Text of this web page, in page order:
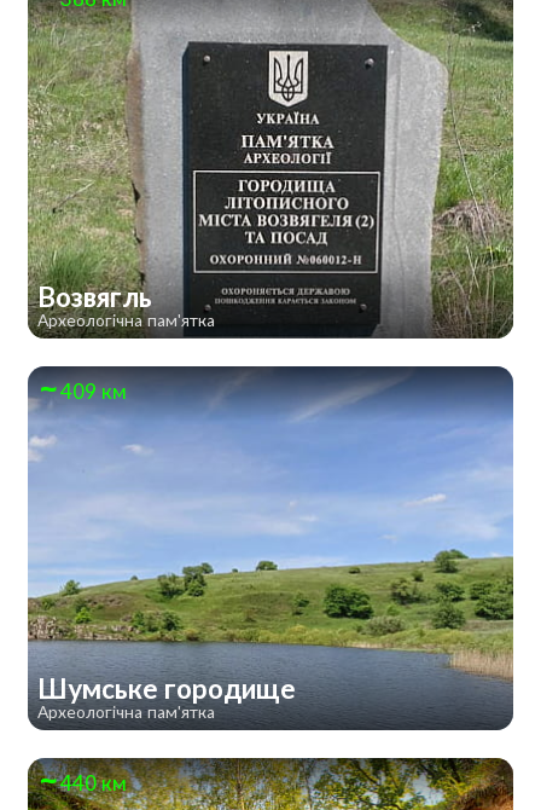
Возвягль
Археологічна пам'ятка
409 км
Шумське городище
Археологічна пам'ятка
440 км